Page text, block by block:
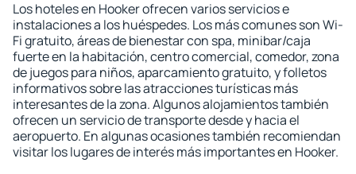
Los hoteles en Hooker ofrecen varios servicios e
instalaciones a los huéspedes. Los más comunes son Wi-
Fi gratuito, áreas de bienestar con spa, minibar/caja
fuerte en la habitación, centro comercial, comedor, zona
de juegos para niños, aparcamiento gratuito, y folletos
informativos sobre las atracciones turísticas más
interesantes de la zona. Algunos alojamientos también
ofrecen un servicio de transporte desde y hacia el
aeropuerto. En algunas ocasiones también recomiendan
visitar los lugares de interés más importantes en Hooker.